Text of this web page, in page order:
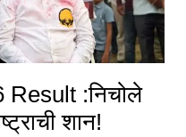
:निचोले
शान!